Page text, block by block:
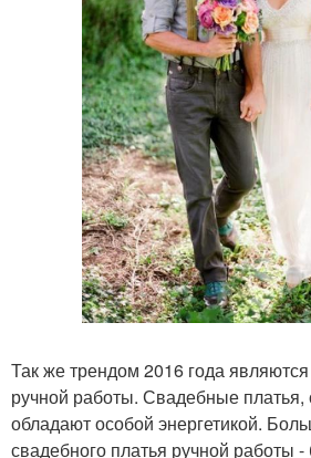
Так же трендом 2016 года
ручной работы. Свадебные платья,
обладают особой энергетикой.
свадебного платья ручной работы -